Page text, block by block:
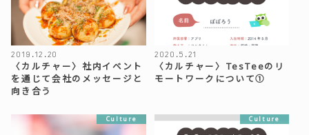
2019.12.20
〈カルチャー〉社内イベント
を通じて会社のメッセージと
向き合う
2020.5.21
〈カルチャー〉TesTeeのリ
モートワークについて①
Culture Culture